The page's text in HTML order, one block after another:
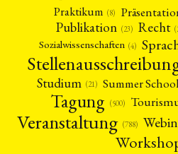
Praktikum (8)
Publikation (23) Recht
Sozialwissenschaften (4)
Studium (21) Summer School
Tagung (500)
Veranstaltung (788)